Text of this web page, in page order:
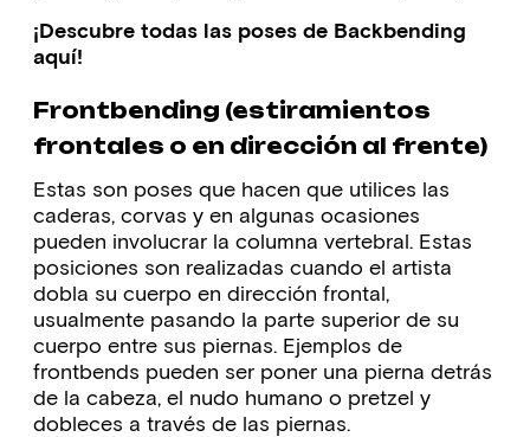
¡Descubre todas las poses de Backbending
aquí!
Frontbending (estiramientos
frontales o en dirección al frente)
Estas son poses que hacen que utilices las
caderas, corvas y en algunas ocasiones
pueden involucrar la columna vertebral. Estas
posiciones son realizadas cuando el artista
dobla su cuerpo en dirección frontal,
usualmente pasando la parte superior de su
cuerpo entre sus piernas. Ejemplos de
frontbends pueden ser poner una pierna detrás
de la cabeza, el nudo humano o pretzel y
dobleces a través de las piernas.